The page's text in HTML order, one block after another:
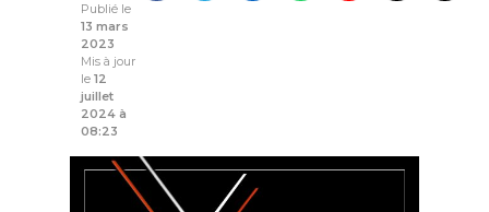
Publié le
13 mars
2023
Mis à jour
le 12
juillet
2024 à
08:23